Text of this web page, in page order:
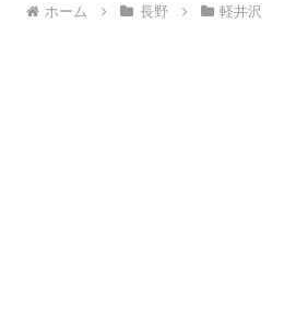
ホーム 長野 軽井沢